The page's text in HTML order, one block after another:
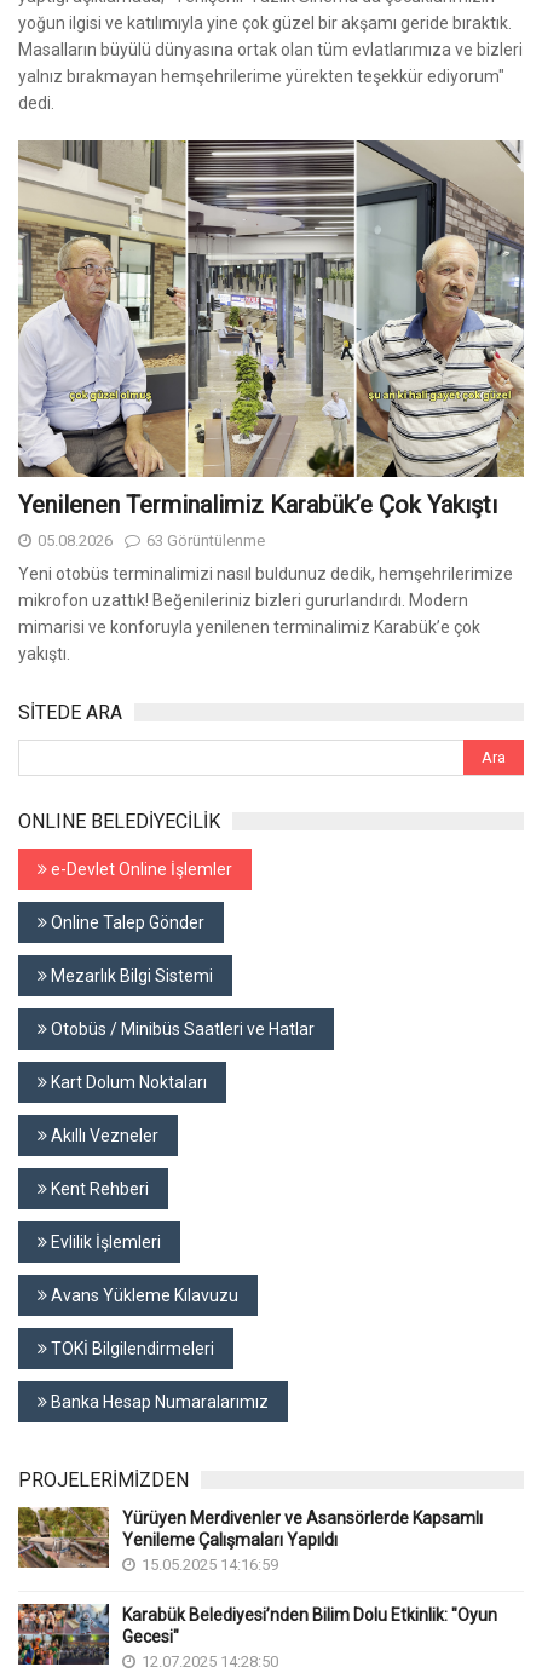
yoğun ilgisi ve katılımıyla yine çok güzel bir akşamı geride bıraktık.
Masalların büyülü dünyasına ortak olan tüm evlatlarımıza ve bizleri
yalnız bırakmayan hemşehrilerime yürekten teşekkür ediyorum"
dedi.
Yenilenen Terminalimiz Karabük’e Çok Yakıştı
05.08.2026 63 Görüntülenme
Yeni otobüs terminalimizi nasıl buldunuz dedik, hemşehrilerimize
mikrofon uzattık! Beğenileriniz bizleri gururlandırdı. Modern
mimarisi ve konforuyla yenilenen terminalimiz Karabük’e çok
yakıştı.
SİTEDE ARA
ONLINE BELEDİYECİLİK
e-Devlet Online İşlemler
Online Talep Gönder
Mezarlık Bilgi Sistemi
Otobüs / Minibüs Saatleri ve Hatlar
Kart Dolum Noktaları
Akıllı Vezneler
Kent Rehberi
Evlilik İşlemleri
Avans Yükleme Kılavuzu
TOKİ Bilgilendirmeleri
Banka Hesap Numaralarımız
PROJELERİMİZDEN
Yürüyen Merdivenler ve Asansörlerde Kapsamlı
Yenileme Çalışmaları Yapıldı
15.05.2025 14:16:59
Karabük Belediyesi’nden Bilim Dolu Etkinlik: "Oyun
Gecesi"
12.07.2025 14:28:50